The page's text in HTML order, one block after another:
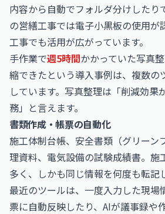
内容から自動でフォルダ分けしたり
の営繕工事では電子小黒板の使用が
工事でも活用が広がっています。
手作業で週5時間かかっていた写真
縮できたという導入事例は、複数の
しています。写真整理は「削減効果
務」と言えます。
書類作成・帳票の自動化
施工体制台帳、安全書類（グリーン
理資料、電気設備の試験成績書。施
多く、しかも同じ情報を何度も転記
最近のツールは、一度入力した現場
票に自動反映したり、AIが議事録や